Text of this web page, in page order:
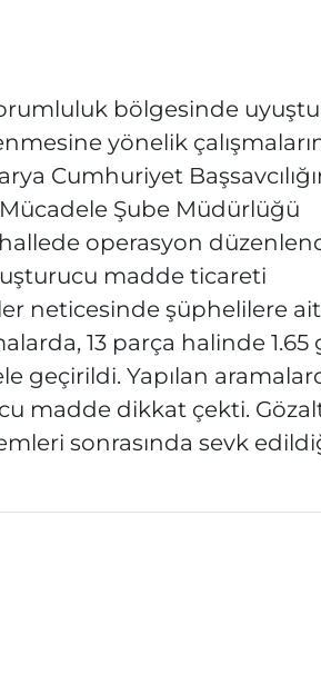
bölgesinde
yönelik
Cumhuriyet
Şube Müdürlüğü
operasyon
madde ticareti
neticesinde şüphelilere
13 parça halinde 1.65
geçirildi. Yapılan
madde dikkat çekti.
sonrasında sevk